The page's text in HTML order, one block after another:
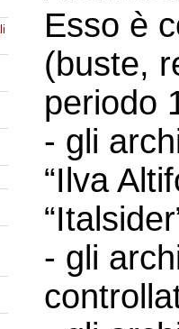
Esso è
(buste,
periodo
- gli
“Ilva
- gli